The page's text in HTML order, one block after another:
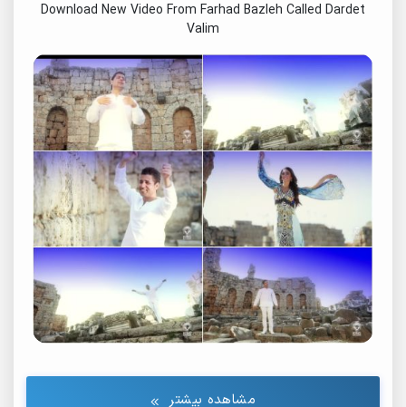
Download New Video From Farhad Bazleh Called Dardet
Valim
مشاهده بیشتر